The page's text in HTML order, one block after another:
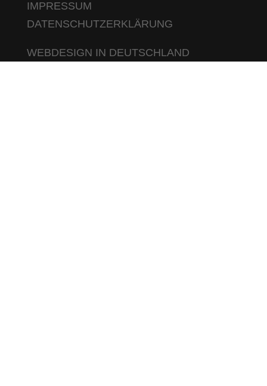
IMPRESSUM
DATENSCHUTZERKLÄRUNG
WEBDESIGN IN DEUTSCHLAND